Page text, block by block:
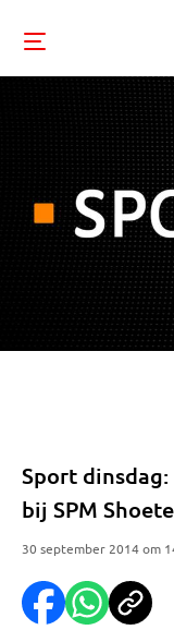
Sport
bij SPM
30 september 2014 om